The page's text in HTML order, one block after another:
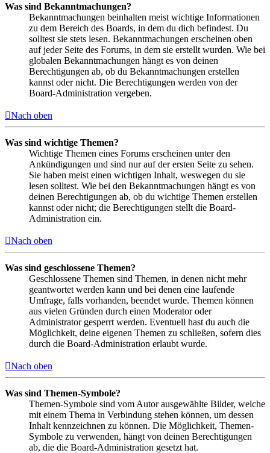
Was sind Bekanntmachungen?
Bekanntmachungen beinhalten meist wichtige Informationen
zu dem Bereich des Boards, in dem du dich befindest. Du
solltest sie stets lesen. Bekanntmachungen erscheinen oben
auf jeder Seite des Forums, in dem sie erstellt wurden. Wie bei
globalen Bekanntmachungen hängt es von deinen
Berechtigungen ab, ob du Bekanntmachungen erstellen
kannst oder nicht. Die Berechtigungen werden von der
Board-Administration vergeben.
Nach oben
Was sind wichtige Themen?
Wichtige Themen eines Forums erscheinen unter den
Ankündigungen und sind nur auf der ersten Seite zu sehen.
Sie haben meist einen wichtigen Inhalt, weswegen du sie
lesen solltest. Wie bei den Bekanntmachungen hängt es von
deinen Berechtigungen ab, ob du wichtige Themen erstellen
kannst oder nicht; die Berechtigungen stellt die Board-
Administration ein.
Nach oben
Was sind geschlossene Themen?
Geschlossene Themen sind Themen, in denen nicht mehr
geantwortet werden kann und bei denen eine laufende
Umfrage, falls vorhanden, beendet wurde. Themen können
aus vielen Gründen durch einen Moderator oder
Administrator gesperrt werden. Eventuell hast du auch die
Möglichkeit, deine eigenen Themen zu schließen, sofern dies
durch die Board-Administration erlaubt wurde.
Nach oben
Was sind Themen-Symbole?
Themen-Symbole sind vom Autor ausgewählte Bilder, welche
mit einem Thema in Verbindung stehen können, um dessen
Inhalt kennzeichnen zu können. Die Möglichkeit, Themen-
Symbole zu verwenden, hängt von deinen Berechtigungen
ab, die die Board-Administration gesetzt hat.